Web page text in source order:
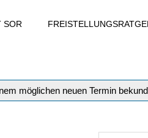
SOR
möglichen neuen Termin